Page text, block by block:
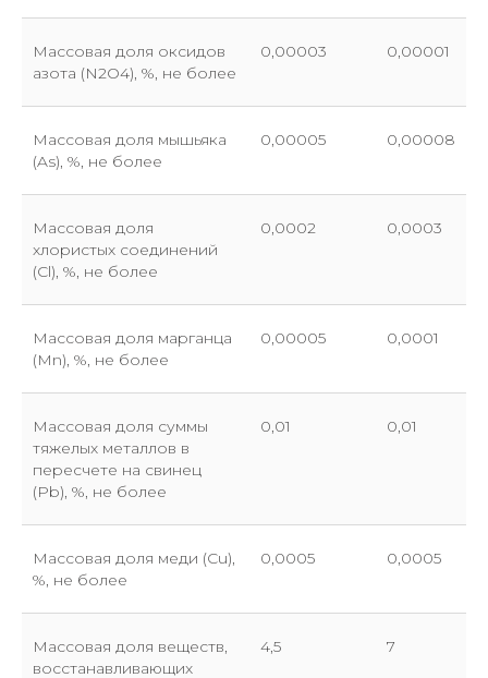
Массовая доля оксидов
азота (N2O4), %, не более
0,00003 0,00001
Массовая доля мышьяка
(As), %, не более
0,00005 0,00008
Массовая доля
хлористых соединений
(Cl), %, не более
0,0002 0,0003
Массовая доля марганца
(Mn), %, не более
0,00005 0,0001
Массовая доля суммы
тяжелых металлов в
пересчете на свинец
(Pb), %, не более
0,01 0,01
Массовая доля меди (Cu),
%, не более
0,0005 0,0005
Массовая доля веществ,
восстанавливающих
4,5 7
Отправить заявку